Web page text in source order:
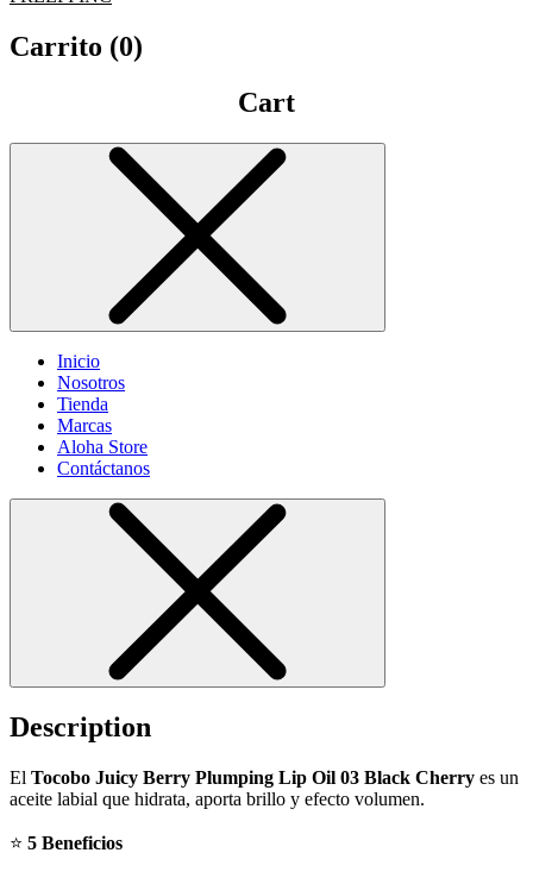
Carrito (0)
Cart
Inicio
Nosotros
Tienda
Marcas
Aloha Store
Contáctanos
Description
El Tocobo Juicy Berry Plumping Lip Oil 03 Black Cherry es un
aceite labial que hidrata, aporta brillo y efecto volumen.
⭐ 5 Beneficios